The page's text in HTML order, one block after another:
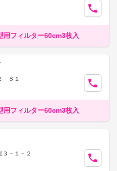
用フィルター60cm3枚入
８１
用フィルター60cm3枚入
－１－２